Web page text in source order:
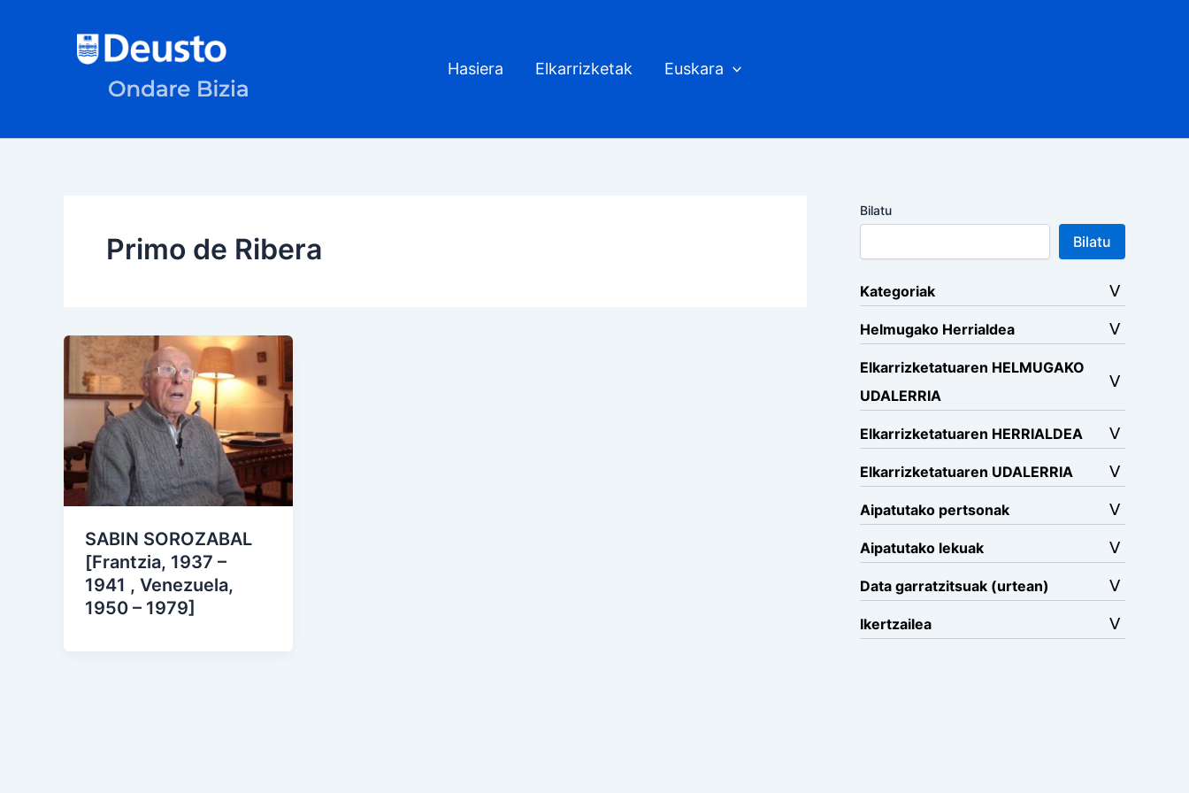
Hasiera Elkarrizketak Euskara
Primo de Ribera
SABIN SOROZABAL
[Frantzia, 1937 –
1941 , Venezuela,
1950 – 1979]
Bilatu
Bilatu
Kategoriak
Helmugako Herrialdea
Elkarrizketatuaren HELMUGAKO
UDALERRIA
Elkarrizketatuaren HERRIALDEA
Elkarrizketatuaren UDALERRIA
Aipatutako pertsonak
Aipatutako lekuak
Data garratzitsuak (urtean)
Ikertzailea